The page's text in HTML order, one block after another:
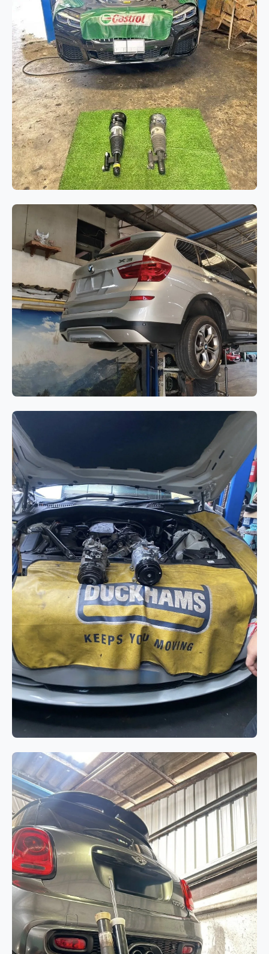
ช่วงล่างและเบรก
BMW Series 7 G12 เปลี่ยนโช๊คอัพถุง
ลมคู่หน้า แก้ไขปัญหาระบบช่วงล่าง
ทรุดและรถมีอาการเอียง
BMW Series 7 G12
เกียร์
BMW X3 F25 ไฟ Drivetrain
Warning แสดงผล พร้อมอาการเสียง
ดังจากระบบขับเคลื่อน 4 ล้อ (xDrive)
ระบบแอร์
BMW 520d F10 แอร์ไม่เย็นจาก
คอมเพรสเซอร์แอร์เสื่อมสภาพ